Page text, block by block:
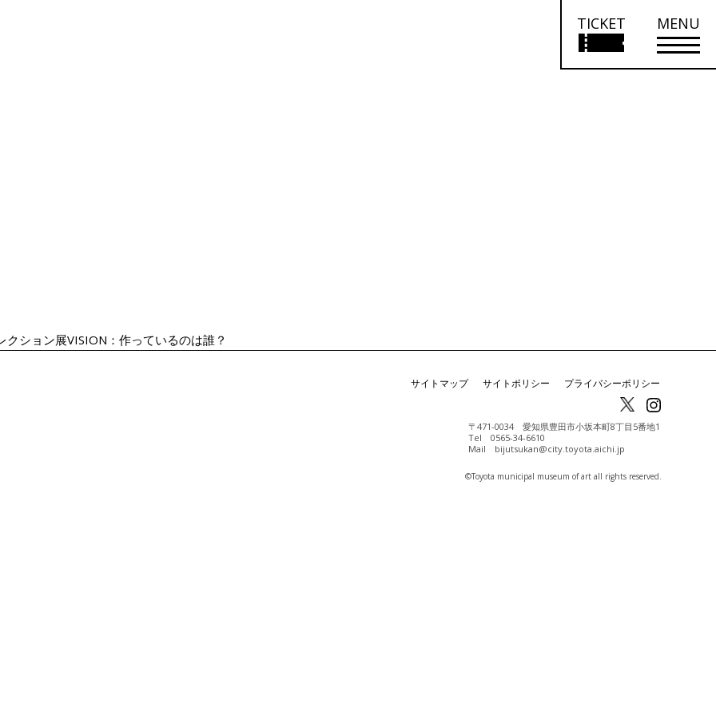
TICKET MENU
クション展VISION：作っているのは誰？
サイトマップ サイトポリシー プライバシーポリシー
〒471-0034 愛知県豊田市小坂本町8丁目5番地1
Tel 0565-34-6610
Mail bijutsukan@city.toyota.aichi.jp
©️Toyota municipal museum of art all rights reserved.